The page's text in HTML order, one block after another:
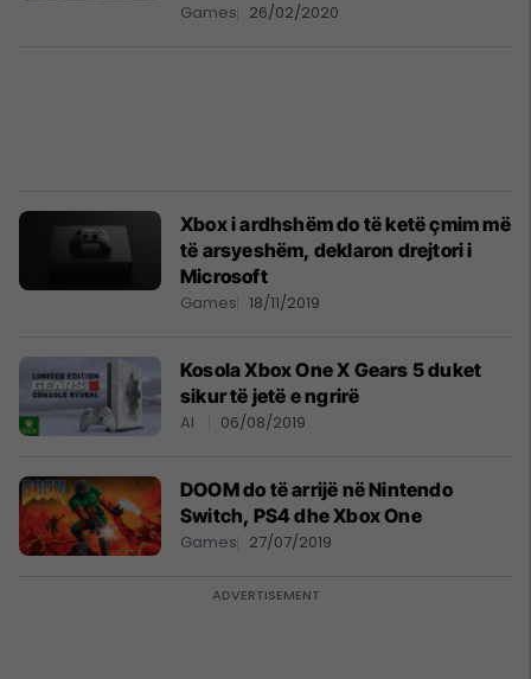
Games 26/02/2020
Xbox i ardhshëm do të ketë çmim më
të arsyeshëm, deklaron drejtori i
Microsoft
Games 18/11/2019
Kosola Xbox One X Gears 5 duket
sikur të jetë e ngrirë
AI 06/08/2019
DOOM do të arrijë në Nintendo
Switch, PS4 dhe Xbox One
Games 27/07/2019